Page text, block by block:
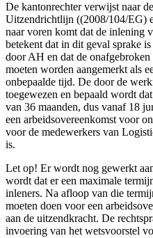
De kantonrechter verwijst naar
Uitzendrichtlijn ((2008/104/EG)
naar voren komt dat de inlening
betekent dat in dit geval sprake
door AH en dat de
moeten worden aangemerkt als
onbepaalde tijd. De door de
toegewezen en bepaald wordt
van 36 maanden, dus vanaf 18
een arbeidsovereenkomst voor
voor de medewerkers van
is.
Let op! Er wordt nog gewerkt
wordt dat er een maximale
inleners. Na afloop van die
moeten doen voor een
aan de uitzendkracht. De
invoering van het wetsvoorstel